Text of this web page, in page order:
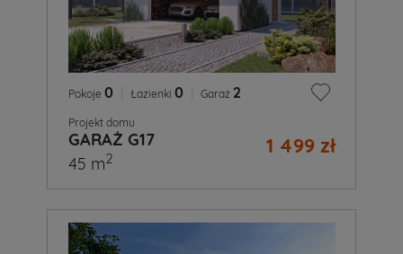
Pokoje 0 Łazienki 0 Garaż 2
Projekt domu
GARAŻ G17 1 499 zł
45 m2